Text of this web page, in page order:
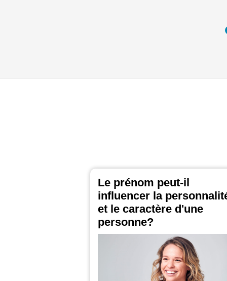
Le prénom peut-il
influencer la
et le caractère d'une
personne?